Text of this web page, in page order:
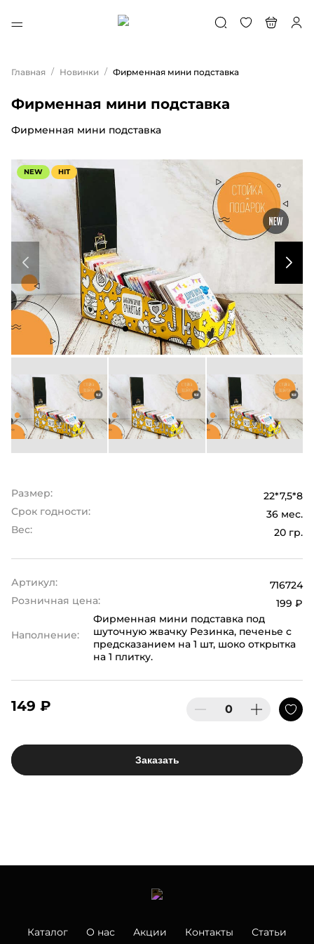
Главная / Новинки / Фирменная мини подставка
Фирменная мини подставка
Фирменная мини подставка
NEW HIT
Размер:
22*7,5*8
Срок годности:
36 мес.
Вес:
20 гр.
Артикул:
716724
Розничная цена:
199 ₽
Наполнение:
Фирменная мини подставка под
шуточную жвачку Резинка, печенье с
предсказанием на 1 шт, шоко открытка
на 1 плитку.
149 ₽
Заказать
Каталог О нас Акции Контакты Статьи